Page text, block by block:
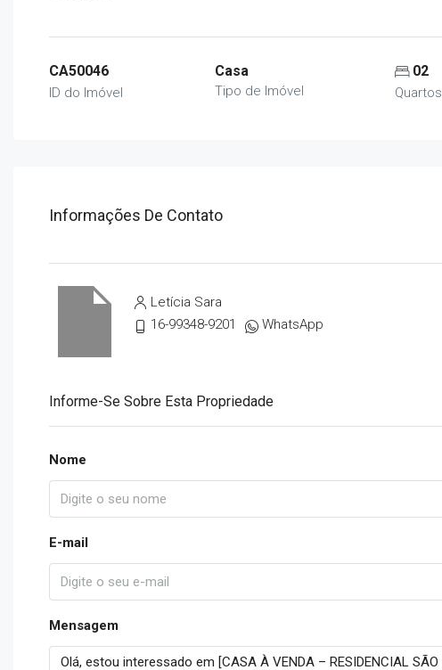
CA50046
ID do Imóvel
Casa
Tipo de Imóvel
02
Quartos
Informações De Contato
Letícia Sara
16-99348-9201
WhatsApp
Informe-Se Sobre Esta Propriedade
Nome
E-mail
Mensagem